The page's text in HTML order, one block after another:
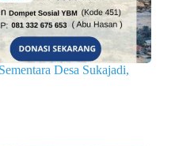
Desa Sukajadi,